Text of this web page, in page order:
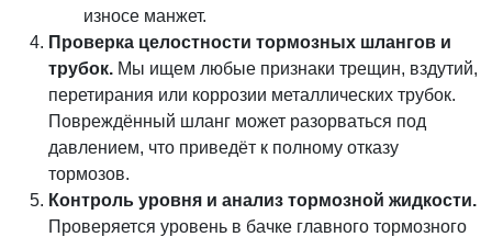
износе манжет.
Проверка целостности тормозных шлангов и
трубок. Мы ищем любые признаки трещин, вздутий,
перетирания или коррозии металлических трубок.
Повреждённый шланг может разорваться под
давлением, что приведёт к полному отказу
тормозов.
Контроль уровня и анализ тормозной жидкости.
Проверяется уровень в бачке главного тормозного